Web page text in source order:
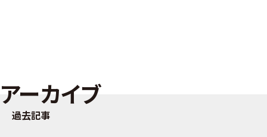
アーカイブ
過去記事